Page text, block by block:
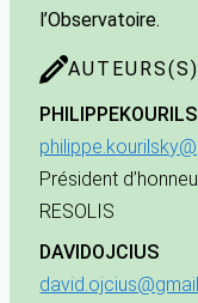
l’Observatoire.
AUTEURS(S)
PHILIPPE
Président
RESOLIS
DAVIDOJCIUS